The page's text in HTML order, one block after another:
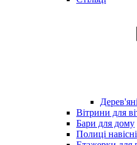
Вітрини для
Бари для дому
Полиці навісні